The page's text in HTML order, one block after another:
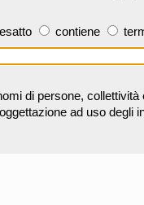
contiene
di persone,
ad uso degli